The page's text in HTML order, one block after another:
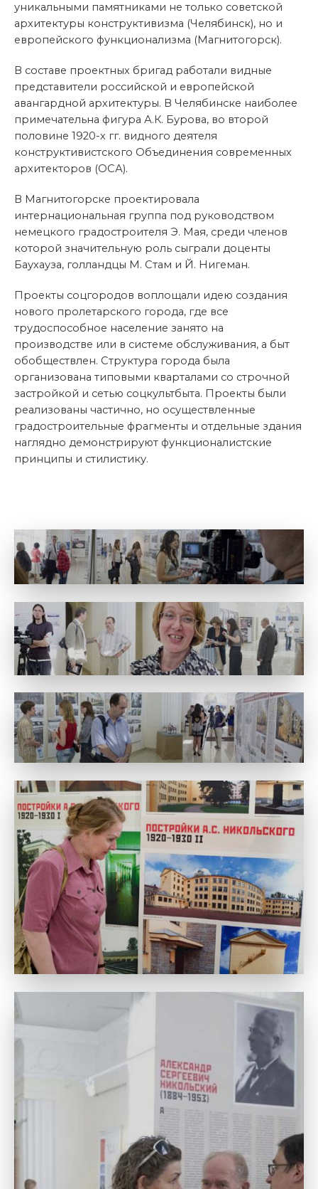
уникальными памятниками не только советской
архитектуры конструктивизма (Челябинск), но и
европейского функционализма (Магнитогорск).
В составе проектных бригад работали видные
представители российской и европейской
авангардной архитектуры. В Челябинске наиболее
примечательна фигура А.К. Бурова, во второй
половине 1920-х гг. видного деятеля
конструктивистского Объединения современных
архитекторов (ОСА).
В Магнитогорске проектировала
интернациональная группа под руководством
немецкого градостроителя Э. Мая, среди членов
которой значительную роль сыграли доценты
Баухауза, голландцы М. Стам и Й. Нигеман.
Проекты соцгородов воплощали идею создания
нового пролетарского города, где все
трудоспособное население занято на
производстве или в системе обслуживания, а быт
обобществлен. Структура города была
организована типовыми кварталами со строчной
застройкой и сетью соцкультбыта. Проекты были
реализованы частично, но осуществленные
градостроительные фрагменты и отдельные здания
наглядно демонстрируют функционалистские
принципы и стилистику.